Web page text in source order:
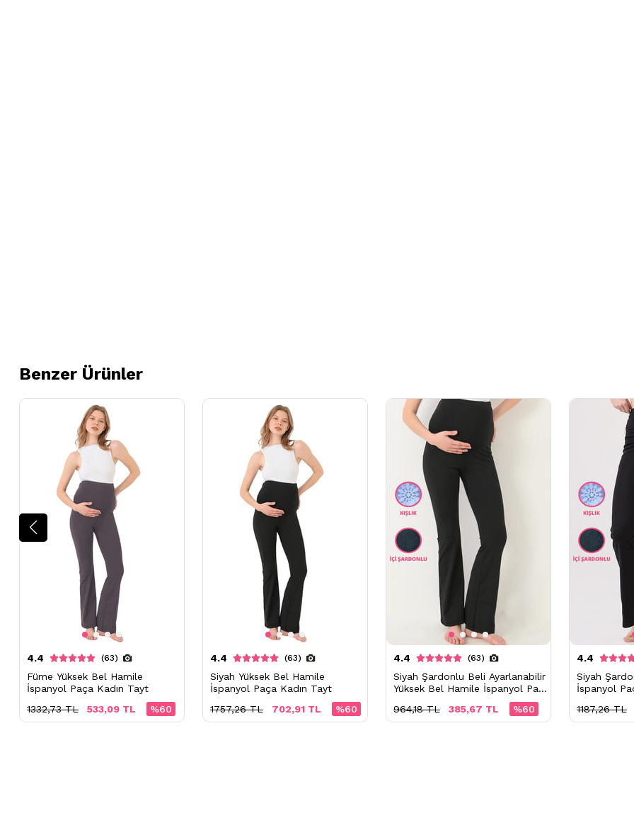
Benzer Ürünler
4.4 (63)
Füme Yüksek Bel Hamile
İspanyol Paça Kadın Tayt
%60
533,09 TL
1332,73 TL
4.4 (63)
Siyah Yüksek Bel Hamile
İspanyol Paça Kadın Tayt
%60
702,91 TL
1757,26 TL
4.4 (63)
Siyah Şardonlu Beli Ayarlanabilir
Yüksek Bel Hamile İspanyol Paça
%60
385,67 TL
964,18 TL
4.4
Siyah
İspanyol
1187,26 TL